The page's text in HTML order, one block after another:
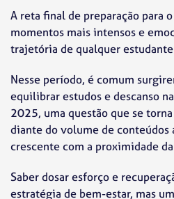
A reta final de preparação para o
momentos mais intensos e
trajetória de qualquer
Nesse período, é comum
equilibrar estudos e descanso
2025, uma questão que se
diante do volume de conteúdos
crescente com a proximidade
Saber dosar esforço e
estratégia de bem-estar, mas